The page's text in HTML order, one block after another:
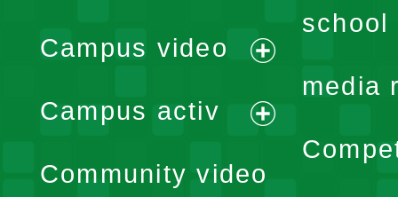
school
media
Campus video
expand
menu
Campus activ
expand
Community video